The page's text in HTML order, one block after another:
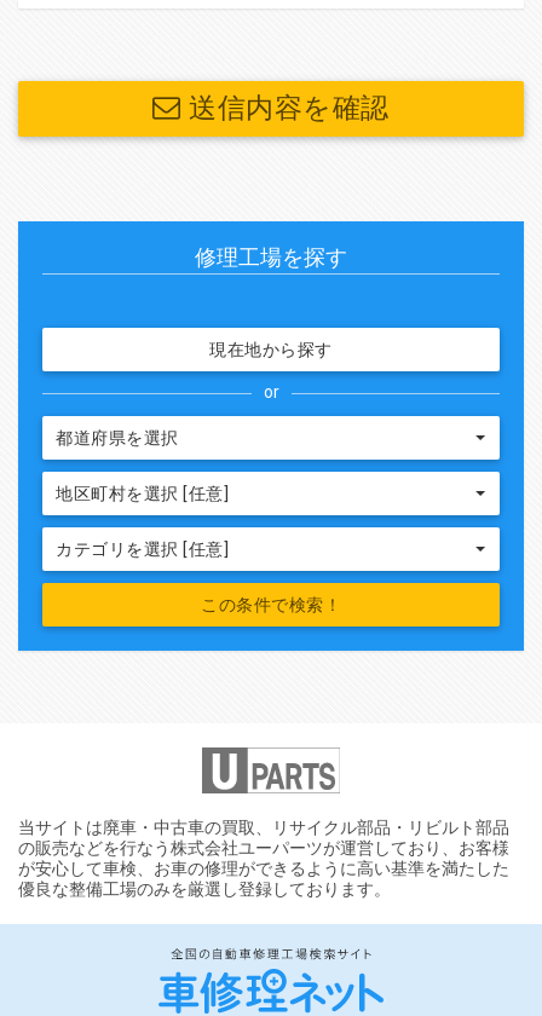
送信内容を確認
修理工場を探す
現在地から探す
or
都道府県を選択
地区町村を選択 [任意]
カテゴリを選択 [任意]
当サイトは廃車・中古車の買取、リサイクル部品・リビルト部品
の販売などを行なう株式会社ユーパーツが運営しており、お客様
が安心して車検、お車の修理ができるように高い基準を満たした
優良な整備工場のみを厳選し登録しております。